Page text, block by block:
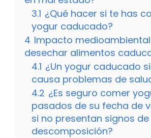
3.1 ¿Qué hacer si te has
yogur caducado?
4 Impacto
desechar alimentos
4.1 ¿Un yogur caducado
causa problemas de
4.2 ¿Es seguro comer
pasados de su fecha de
si no presentan signos de
descomposición?